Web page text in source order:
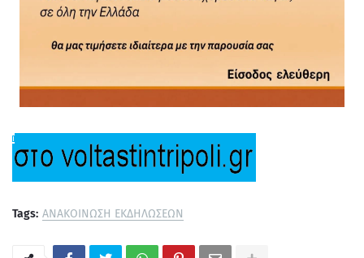
Tags: ΑΝΑΚΟΙΝΩΣΗ ΕΚΔΗΛΩΣΕΩΝ